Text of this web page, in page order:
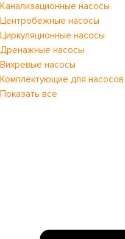
Канализационные насосы
Центробежные насосы
Циркуляционные насосы
Дренажные насосы
Вихревые насосы
Комплектующие для насосов
Показать все